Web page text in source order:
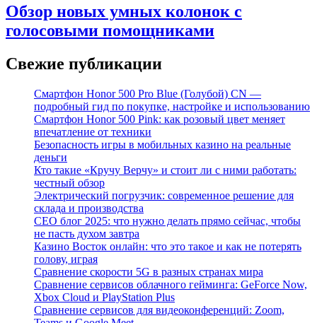
Обзор новых умных колонок с
голосовыми помощниками
Свежие публикации
Смартфон Honor 500 Pro Blue (Голубой) CN —
подробный гид по покупке, настройке и использованию
Смартфон Honor 500 Pink: как розовый цвет меняет
впечатление от техники
Безопасность игры в мобильных казино на реальные
деньги
Кто такие «Кручу Верчу» и стоит ли с ними работать:
честный обзор
Электрический погрузчик: современное решение для
склада и производства
СЕО блог 2025: что нужно делать прямо сейчас, чтобы
не пасть духом завтра
Казино Восток онлайн: что это такое и как не потерять
голову, играя
Сравнение скорости 5G в разных странах мира
Сравнение сервисов облачного гейминга: GeForce Now,
Xbox Cloud и PlayStation Plus
Сравнение сервисов для видеоконференций: Zoom,